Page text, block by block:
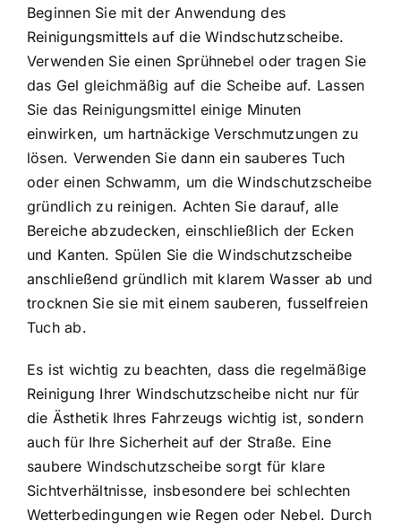
Beginnen Sie mit der Anwendung des
Reinigungsmittels auf die Windschutzscheibe.
Verwenden Sie einen Sprühnebel oder tragen Sie
das Gel gleichmäßig auf die Scheibe auf. Lassen
Sie das Reinigungsmittel einige Minuten
einwirken, um hartnäckige Verschmutzungen zu
lösen. Verwenden Sie dann ein sauberes Tuch
oder einen Schwamm, um die Windschutzscheibe
gründlich zu reinigen. Achten Sie darauf, alle
Bereiche abzudecken, einschließlich der Ecken
und Kanten. Spülen Sie die Windschutzscheibe
anschließend gründlich mit klarem Wasser ab und
trocknen Sie sie mit einem sauberen, fusselfreien
Tuch ab.
Es ist wichtig zu beachten, dass die regelmäßige
Reinigung Ihrer Windschutzscheibe nicht nur für
die Ästhetik Ihres Fahrzeugs wichtig ist, sondern
auch für Ihre Sicherheit auf der Straße. Eine
saubere Windschutzscheibe sorgt für klare
Sichtverhältnisse, insbesondere bei schlechten
Wetterbedingungen wie Regen oder Nebel. Durch